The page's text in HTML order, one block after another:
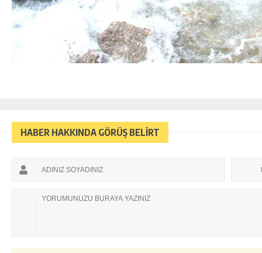
HABER HAKKINDA GÖRÜŞ BELİRT